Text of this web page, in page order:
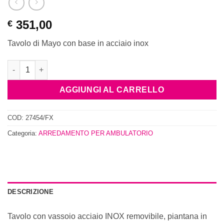
€ 351,00
Tavolo di Mayo con base in acciaio inox
AGGIUNGI AL CARRELLO
COD: 27454/FX
Categoria: ARREDAMENTO PER AMBULATORIO
DESCRIZIONE
Tavolo con vassoio acciaio INOX removibile, piantana in